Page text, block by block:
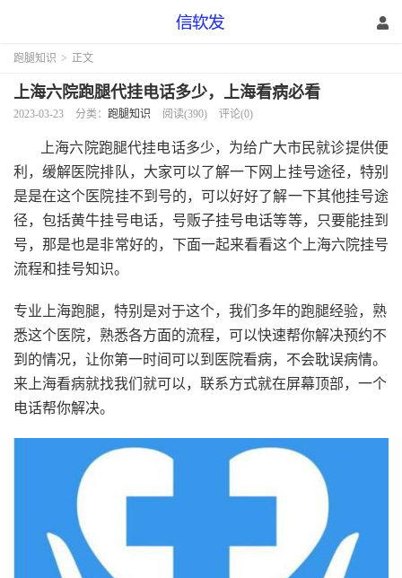
跑腿知识 > 正文
上海六院跑腿代挂电话多少，上海看病必看
2023-03-23 分类： 跑腿知识 阅读(390) 评论(0)
上海六院跑腿代挂电话多少，为给广大市民就诊提供便
利，缓解医院排队，大家可以了解一下网上挂号途径，特别
是是在这个医院挂不到号的，可以好好了解一下其他挂号途
径，包括黄牛挂号电话，号贩子挂号电话等等，只要能挂到
号，那是也是非常好的，下面一起来看看这个上海六院挂号
流程和挂号知识。
专业上海跑腿，特别是对于这个，我们多年的跑腿经验，熟
悉这个医院，熟悉各方面的流程，可以快速帮你解决预约不
到的情况，让你第一时间可以到医院看病，不会耽误病情。
来上海看病就找我们就可以，联系方式就在屏幕顶部，一个
电话帮你解决。